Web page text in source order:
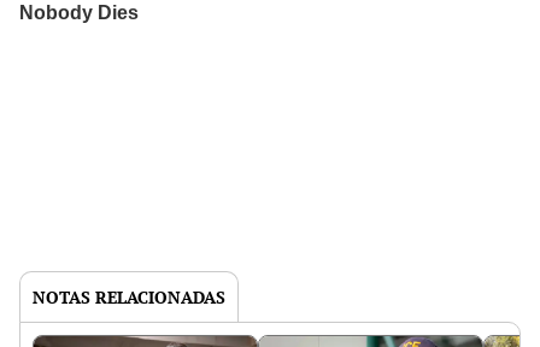
NOTAS RELACIONADAS